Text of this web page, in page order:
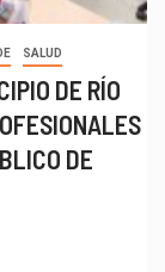
SALUD
DE RÍO
DE